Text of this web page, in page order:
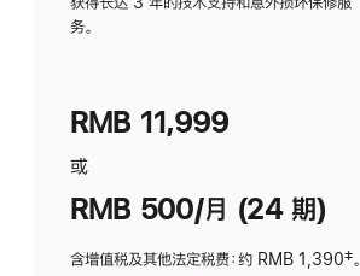
务。
RMB 11,999
或
RMB 500/月 (24 期)
含增值税及其他法定税费：约 RMB 1,390脚
‡。